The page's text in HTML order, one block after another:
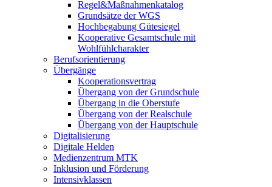
Regel&Maßnahmenkatalog
Grundsätze der WGS
Hochbegabung Gütesiegel
Kooperative Gesamtschule mit
Wohlfühlcharakter
Berufsorientierung
Übergänge
Kooperationsvertrag
Übergang von der Grundschule
Übergang in die Oberstufe
Übergang von der Realschule
Übergang von der Hauptschule
Digitalisierung
Digitale Helden
Medienzentrum MTK
Inklusion und Förderung
Intensivklassen